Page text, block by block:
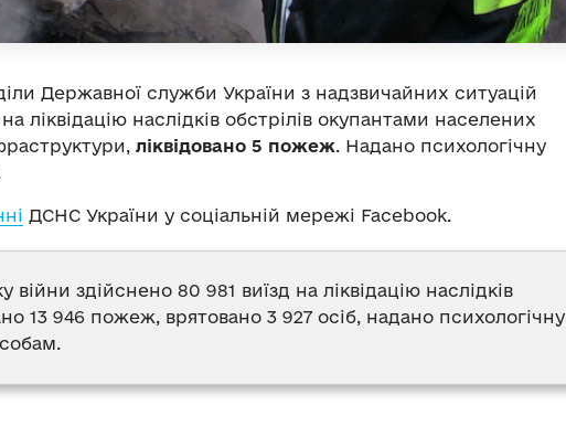
Державної служби України з надзвичайних ситуацій
на ліквідацію наслідків обстрілів окупантами населених
ліквідовано 5 пожеж. Надано психологічну
ДСНС України у соціальній мережі Facebook.
війни здійснено 80 981 виїзд на ліквідацію наслідків
13 946 пожеж, врятовано 3 927 осіб, надано психологічну